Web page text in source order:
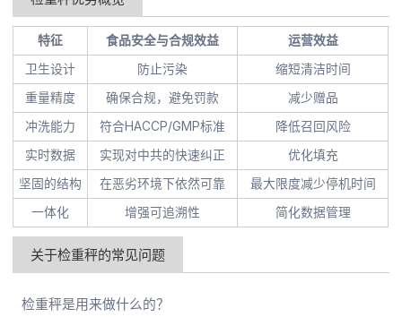
特征 食品安全与合规效益
运营效益
卫生设计
防止污染
缩短清洁时间
重量精度
确保合规，避免罚款
减少赠品
冲洗能力
符合HACCP/GMP标准
降低召回风险
实时数据
实现对中共的快速纠正
优化填充
坚固的结构
在恶劣环境下依然可靠
最大限度减少停机时间
一体化
增强可追溯性 简化数据管理
关于检重秤的常见问题
检重秤是用来做什么的？